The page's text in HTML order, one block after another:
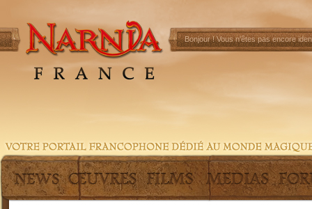
Bonjour !Vous n'êtes pas encore